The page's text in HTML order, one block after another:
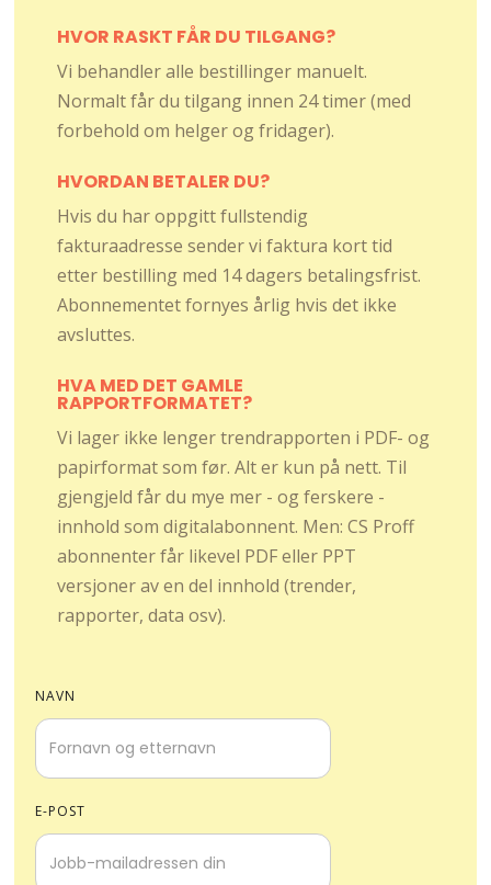
HVOR RASKT FÅR DU TILGANG?
Vi behandler alle bestillinger manuelt.
Normalt får du tilgang innen 24 timer (med
forbehold om helger og fridager).
HVORDAN BETALER DU?
Hvis du har oppgitt fullstendig
fakturaadresse sender vi faktura kort tid
etter bestilling med 14 dagers betalingsfrist.
Abonnementet fornyes årlig hvis det ikke
avsluttes.
HVA MED DET GAMLE
RAPPORTFORMATET?
Vi lager ikke lenger trendrapporten i PDF- og
papirformat som før. Alt er kun på nett. Til
gjengjeld får du mye mer - og ferskere -
innhold som digitalabonnent. Men: CS Proff
abonnenter får likevel PDF eller PPT
versjoner av en del innhold (trender,
rapporter, data osv).
NAVN
E-POST